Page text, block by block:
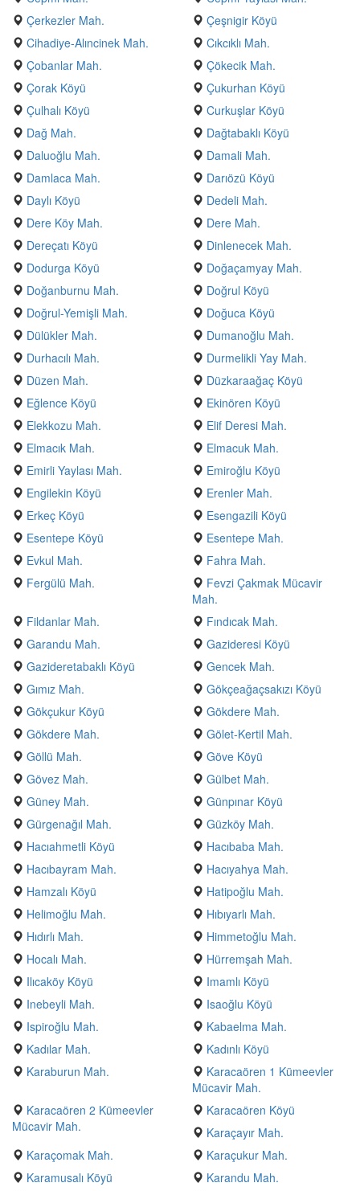
Çerkezler Mah.
Çeşnigir Köyü
Cihadiye-Alıncinek Mah.
Cıkcıklı Mah.
Çobanlar Mah.
Çökecik Mah.
Çorak Köyü
Çukurhan Köyü
Çulhalı Köyü
Curkuşlar Köyü
Dağ Mah.
Dağtabaklı Köyü
Daluoğlu Mah.
Damali Mah.
Damlaca Mah.
Darıözü Köyü
Daylı Köyü
Dedeli Mah.
Dere Köy Mah.
Dere Mah.
Dereçatı Köyü
Dinlenecek Mah.
Dodurga Köyü
Doğaçamyay Mah.
Doğanburnu Mah.
Doğrul Köyü
Doğrul-Yemişli Mah.
Doğuca Köyü
Dülükler Mah.
Dumanoğlu Mah.
Durhacılı Mah.
Durmelikli Yay Mah.
Düzen Mah.
Düzkaraağaç Köyü
Eğlence Köyü
Ekinören Köyü
Elekkozu Mah.
Elif Deresi Mah.
Elmacık Mah.
Elmacuk Mah.
Emirli Yaylası Mah.
Emiroğlu Köyü
Engilekin Köyü
Erenler Mah.
Erkeç Köyü
Esengazili Köyü
Esentepe Köyü
Esentepe Mah.
Evkul Mah.
Fahra Mah.
Fergülü Mah.
Fevzi Çakmak Mücavir
Mah.
Fildanlar Mah.
Fındıcak Mah.
Garandu Mah.
Gazideresi Köyü
Gazideretabaklı Köyü
Gencek Mah.
Gımız Mah.
Gökçeağaçsakızı Köyü
Gökçukur Köyü
Gökdere Mah.
Gökdere Mah.
Gölet-Kertil Mah.
Göllü Mah.
Göve Köyü
Gövez Mah.
Gülbet Mah.
Güney Mah.
Günpınar Köyü
Gürgenağıl Mah.
Güzköy Mah.
Hacıahmetli Köyü
Hacıbaba Mah.
Hacıbayram Mah.
Hacıyahya Mah.
Hamzalı Köyü
Hatipoğlu Mah.
Helimoğlu Mah.
Hıbıyarlı Mah.
Hıdırlı Mah.
Himmetoğlu Mah.
Hocalı Mah.
Hürremşah Mah.
Ilıcaköy Köyü
Imamlı Köyü
Inebeyli Mah.
Isaoğlu Köyü
Ispiroğlu Mah.
Kabaelma Mah.
Kadılar Mah.
Kadınlı Köyü
Karaburun Mah.
Karacaören 1 Kümeevler
Mücavir Mah.
Karacaören 2 Kümeevler
Mücavir Mah.
Karacaören Köyü
Karaçayır Mah.
Karaçomak Mah.
Karaçukur Mah.
Karamusalı Köyü
Karandu Mah.